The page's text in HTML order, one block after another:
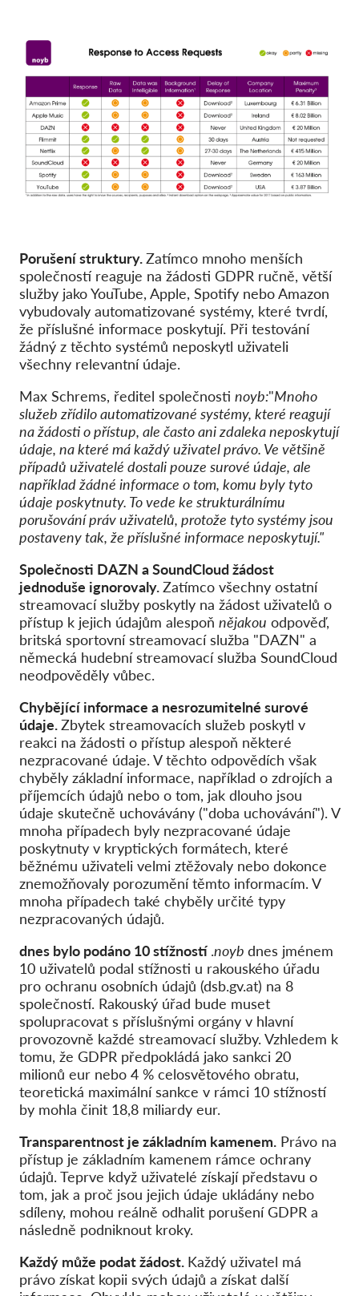
Porušení struktury.Zatímco mnoho menších
společností reaguje na žádosti GDPR ručně, větší
služby jako YouTube, Apple, Spotify nebo Amazon
vybudovaly automatizované systémy, které tvrdí,
že příslušné informace poskytují. Při testování
žádný z těchto systémů neposkytl uživateli
všechny relevantní údaje.
Max Schrems, ředitel společnosti noyb:"Mnoho
služeb zřídilo automatizované systémy, které reagují
na žádosti o přístup, ale často ani zdaleka neposkytují
údaje, na které má každý uživatel právo. Ve většině
případů uživatelé dostali pouze surové údaje, ale
například žádné informace o tom, komu byly tyto
údaje poskytnuty. To vede ke strukturálnímu
porušování práv uživatelů, protože tyto systémy jsou
postaveny tak, že příslušné informace neposkytují."
Společnosti DAZN a SoundCloud žádost
jednoduše ignorovaly.Zatímco všechny ostatní
streamovací služby poskytly na žádost uživatelů o
přístup k jejich údajům alespoň nějakou odpověď,
britská sportovní streamovací služba "DAZN" a
německá hudební streamovací služba SoundCloud
neodpověděly vůbec.
Chybějící informace a nesrozumitelné surové
údaje.Zbytek streamovacích služeb poskytl v
reakci na žádosti o přístup alespoň některé
nezpracované údaje. V těchto odpovědích však
chyběly základní informace, například o zdrojích a
příjemcích údajů nebo o tom, jak dlouho jsou
údaje skutečně uchovávány ("doba uchovávání"). V
mnoha případech byly nezpracované údaje
poskytnuty v kryptických formátech, které
běžnému uživateli velmi ztěžovaly nebo dokonce
znemožňovaly porozumění těmto informacím. V
mnoha případech také chyběly určité typy
nezpracovaných údajů.
dnes bylo podáno 10 stížností.noyb dnes jménem
10 uživatelů podal stížnosti u rakouského úřadu
pro ochranu osobních údajů (dsb.gv.at) na 8
společností. Rakouský úřad bude muset
spolupracovat s příslušnými orgány v hlavní
provozovně každé streamovací služby. Vzhledem k
tomu, že GDPR předpokládá jako sankci 20
milionů eur nebo 4 % celosvětového obratu,
teoretická maximální sankce v rámci 10 stížností
by mohla činit 18,8 miliardy eur.
Transparentnost je základním kamenem. Právo na
přístup je základním kamenem rámce ochrany
údajů. Teprve když uživatelé získají představu o
tom, jak a proč jsou jejich údaje ukládány nebo
sdíleny, mohou reálně odhalit porušení GDPR a
následně podniknout kroky.
Každý může podat žádost. Každý uživatel má
právo získat kopii svých údajů a získat další